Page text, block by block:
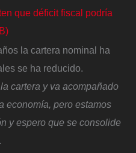
que déficit fiscal podría
la cartera nominal ha
se ha reducido.
cartera y va acompañado
economía, pero estamos
y espero que se consolide